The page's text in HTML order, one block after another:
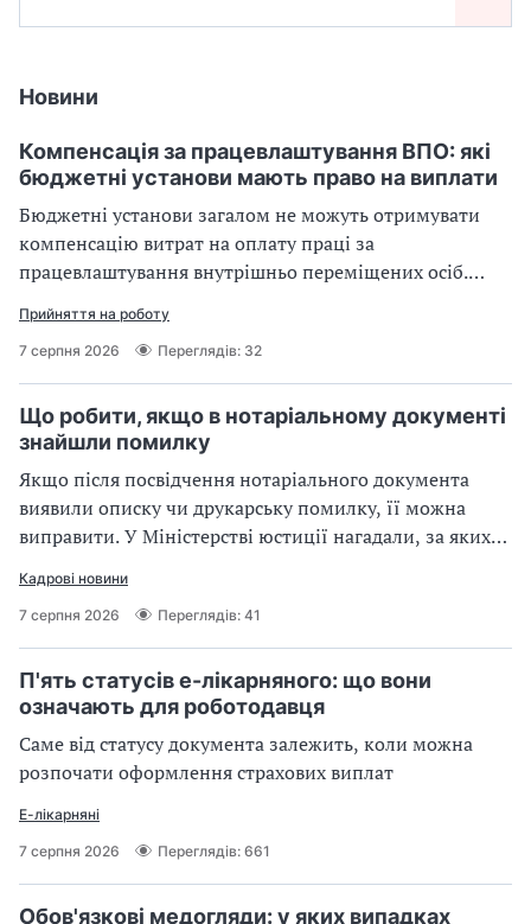
Новини
Компенсація за працевлаштування ВПО: які
бюджетні установи мають право на виплати
Бюджетні установи загалом не можуть отримувати
компенсацію витрат на оплату праці за
працевлаштування внутрішньо переміщених осіб.
окремої категорії роботодавців
Прийняття на роботу
7 серпня 2026 Переглядів: 32
Що робити, якщо в нотаріальному документі
знайшли помилку
Якщо після посвідчення нотаріального документа
виявили описку чи друкарську помилку, її можна
виправити. У Міністерстві юстиції нагадали, за яких
Кадрові новини
7 серпня 2026 Переглядів: 41
П'ять статусів е-лікарняного: що вони
означають для роботодавця
Саме від статусу документа залежить, коли можна
розпочати оформлення страхових виплат
Е-лікарняні
7 серпня 2026 Переглядів: 661
Обов'язкові медогляди: у яких випадках